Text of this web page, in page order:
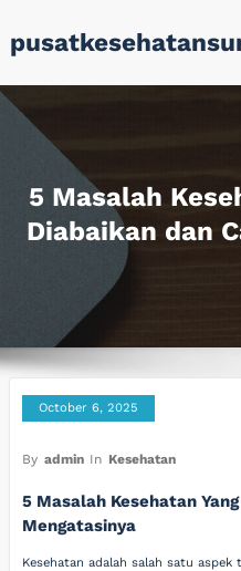
to
content
5 Masalah
Diabaikan dan
October 6, 2025
By admin In Kesehatan
5 Masalah Kesehatan
Mengatasinya
Kesehatan adalah salah satu